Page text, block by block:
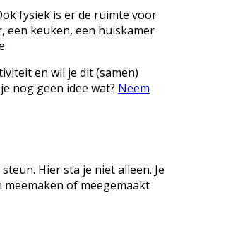
fysiek is er de ruimte voor
een keuken, een huiskamer
en wil je dit (samen)
nog geen idee wat? Neem
Hier sta je niet alleen. Je
of meegemaakt